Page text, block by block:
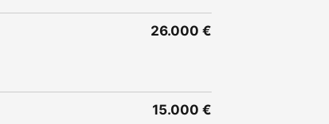
26.000 €
15.000 €